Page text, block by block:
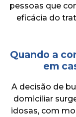
pessoas que
eficácia do
Quando a
em
A decisão de
domiciliar
idosas, com